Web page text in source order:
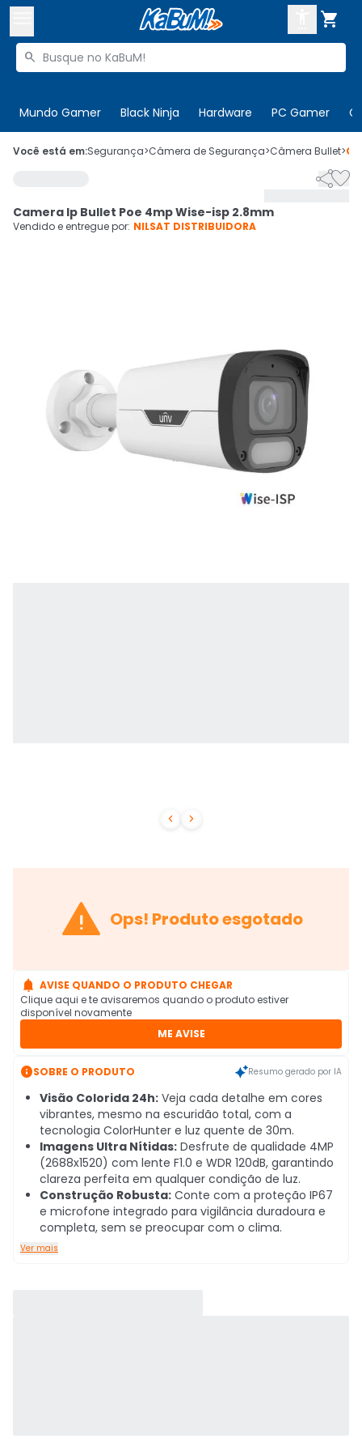

Buscar produtos

Mundo Gamer Black Ninja Hardware PC Gamer
 Olá. Acesse sua conta
Cupons
CADASTRE-SE
Você está em:Segurança>Câmera de Segurança>Câmera Bullet>
 

Camera Ip Bullet Poe 4mp Wise-isp 2.8mm
Vendido e entregue por: NILSAT DISTRIBUIDORA
 Ops! Produto esgotado
 AVISE QUANDO O PRODUTO CHEGAR
Clique aqui e te avisaremos quando o produto estiver
disponível novamente
ME AVISE
SOBRE O PRODUTO Resumo gerado por IA
Visão Colorida 24h: Veja cada detalhe em cores
vibrantes, mesmo na escuridão total, com a
tecnologia ColorHunter e luz quente de 30m.
Imagens Ultra Nítidas: Desfrute de qualidade 4MP
(2688x1520) com lente F1.0 e WDR 120dB, garantindo
clareza perfeita em qualquer condição de luz.
Construção Robusta: Conte com a proteção IP67
e microfone integrado para vigilância duradoura e
completa, sem se preocupar com o clima.
Ver mais